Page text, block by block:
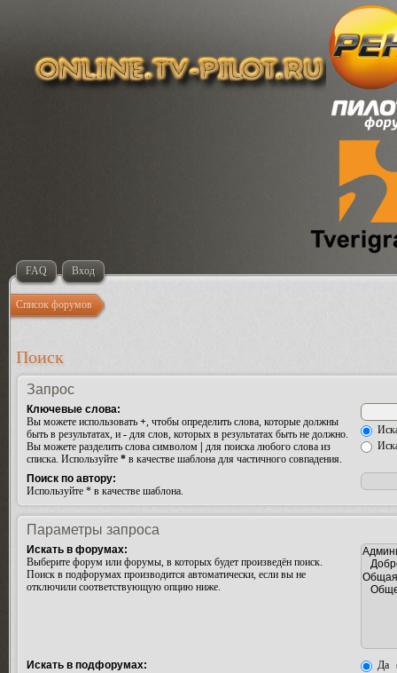
FAQ Вход
Список форумов
Поиск
Запрос
Ключевые слова:
Вы можете использовать +, чтобы определить слова, которые должны
быть в результатах, и - для слов, которых в результатах быть не должно.
Вы можете разделить слова символом
для поиска любого слова из
списка. Используйте * в качестве шаблона для частичного совпадения.
Поиск по автору:
Используйте * в качестве шаблона.
Параметры запроса
Искать в форумах:
Выберите форум или форумы, в которых будет произведён поиск.
Поиск в подфорумах производится автоматически, если вы не
отключили соответствующую опцию ниже.
Искать в подфорумах:
Да